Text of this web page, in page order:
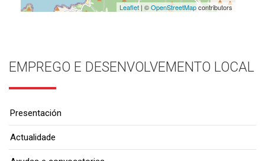
Leaflet| ©OpenStreetMapcontributors
EMPREGO E DESENVOLVEMENTO LOCAL
Presentación
Actualidade